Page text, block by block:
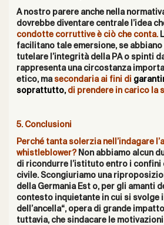
A nostro parere anche nella
dovrebbe diventare centrale l’idea
condotte corruttive è ciò che conta.
facilitano tale emersione, se
tutelare l’integrità della PA o spinti
rappresenta una circostanza
etico, ma secondaria ai fini di
soprattutto,di prendere in carico la
5. Conclusioni
Perché tanta solerzia nell’indagare
whistleblower?Non abbiamo alcun
di ricondurre l’istituto entro i confini
civile. Scongiuriamo una
della Germania Est o, per gli amanti
contesto inquietante in cui si svolge
dell’ancella“, opera di grande
tuttavia, che sindacare le